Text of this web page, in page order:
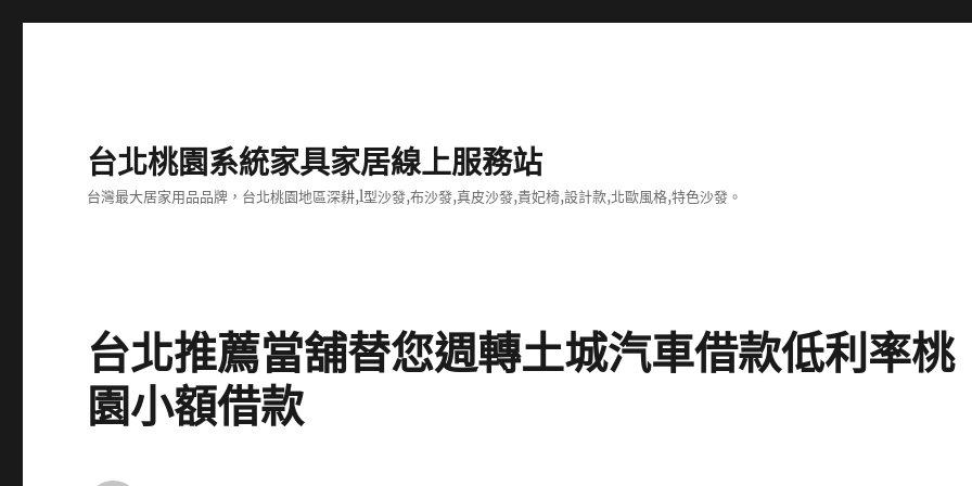
台北桃園系統家具家居線上服務站
台灣最大居家用品品牌，台北桃園地區深耕,l型沙發,布沙發,真皮沙發,貴妃椅,設計款,北歐風格,特色沙發。
台北推薦當舖替您週轉土城汽車借款低利率桃
園小額借款